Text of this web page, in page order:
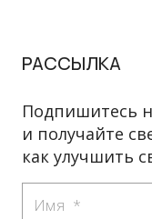
РАССЫЛКА
Подпишитесь
и получайте
как улучшить